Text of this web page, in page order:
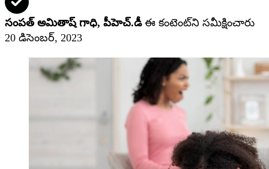
సంపత్ అమితాష్ గాధి, పీహెచ్‌.డీఈ కంటెంట్‌ని సమీక్షించారు
20 డిసెంబర్, 2023